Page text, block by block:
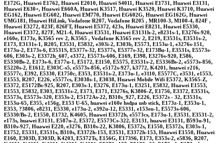
E172G, Huawei E1762, Huawei E2010, Huawei S4011, Huawei E1731, Huawei E3131,
Huawei E630+, Huawei E660A, Huawei K3517, Huawei K3520, Huawei K3710, Huawei
EG162, Huawei EG602, Huawei EM770, Huawei EG602G, Huawei EG162G, Huawei
UMG181, Huawei HiLink, Vodafone R207, Vodafone R205 , MR100-3, M100-4, 824F ,
Huawei E3272, 823F, 826FT, Huawei E5372, 423s, Huawei E8231, Huawei E5330,
Huawei E3372, 827F, M21-4, Huawei E3531, Huawei E3131h-2, e8231s-1, E3276s-920,
e160e, E173z, K3565 rev 2, K3565 , Vodafone K3565 rev 2, E219, E3531s, E3531s-2,
E173, E3131s-1, R205, E3531, E5832, e303i-2, E303b, E5573, E153u-1, e3276s-151,
E173u-2, E173s-6, E3531S, E5377s-32, E5377s, E5377s-32, E173Bu-1, E3531s, E5573s-
606, E303s-2, E3372h_607, e3372, E5573s-606, E169, E398, E3276s-920, E586,
E5330Bs-2, E173s-6, E177u-1, E5172, E1150, E5575, E3531s-2, E5336Bs-2, e5573s-856,
E5220s-2, E1612, E303C-s5, e5573s-856, e5172s-927, k3772, K4201, huawei r216,
E5577c, E392, E5330, E1750c, E353, E3531s-2, E173u-1, e3110, E5577C, e3531, e1553,
E1553, R207, E226, e5577cs, E3038s-1, E3038, Huawei Mobile Wifi E5372, K3565-Z,
E5372, E5172Bs-925, R207, E303s-1, E3276, E173u-1, E3251, E5832, Huawei E1553,
E1553, E5832, E303, E3531s-2, E173, E171, E3276s, K3806-Z, E1756, E3372, E3531s,
E5573s, E5573s-320, E353s-2, E5172As-22, B310s_927, E226, E5372s - 32, E3531s,
E153u-65, E355, e156g, E153 U-65, huawei e160e hsdpa usb stick, E173z-1, E353u-1,
E353, ?3806, e8231, E5330, e173u-2, e392u-12, E5331, e153eu-1, E5573s-606,
E5330/Bs-2, E1550, E1732, K4605, Huawei E3372h, e5573cs, E173u-1, E3531, E3531-2,
e173s, huawei E3131, E587u-2, E5372, E5573Cs-322, E3131, huawei E3131, B593u-91,
B310s-927, Huawei E220, e3276, B310s-22, K3806, E5372s, E1550, E5372s, E303s-1,
E1752, E5331, E3531s, B310s, E3372h-153, E3531, E3372h-153, Huawei E1550, Huawei
E160, E303D, E303D, K4203, E5372Ts, E156G, E173S6, E173, E353s-2, e5836, R207,